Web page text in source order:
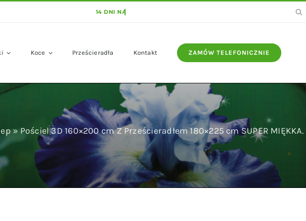
Koce Prześcieradła Kontakt ZAMÓW TELEFONICZNIE
»Pościel 3D 160×200 cm Z Prześcieradłem 180×225 cm SUPER MIĘKKA.